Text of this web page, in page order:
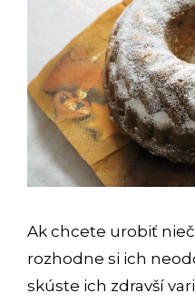
Ak chcete urobiť
rozhodne si ich
skúste ich zdravší